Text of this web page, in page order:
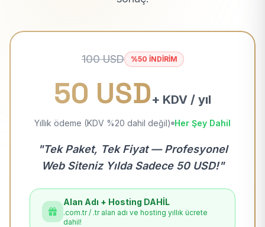
100 USD %50 İNDİRİM
50 USD+ KDV / yıl
Yıllık ödeme (KDV %20 dahil değil) Her Şey Dahil
"Tek Paket, Tek Fiyat — Profesyonel
Web Siteniz Yılda Sadece 50 USD!"
Alan Adı + Hosting DAHİL
.com.tr / .tr alan adı ve hosting yıllık ücrete
dahil!